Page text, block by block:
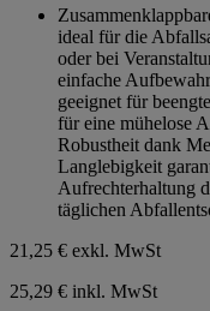
Sternen.ideal für die
oder bei
einfache
geeignet für
für eine mühelose
Robustheit dank
Langlebigkeit
Aufrechterhaltung
täglichen
21,25 € exkl. MwSt
25,29 € inkl. MwSt